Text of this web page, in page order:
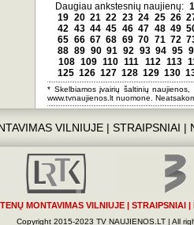
Daugiau ankstesnių naujienų: 1
19 20 21 22 23 24 25 26
42 43 44 45 46 47 48 49
65 66 67 68 69 70 71 72
88 89 90 91 92 93 94 95
108 109 110 111 112 113
125 126 127 128 129 130
* Skelbiamos įvairių šaltinių
www.tvnaujienos.lt nuomone.
VILNIUJE| STRAIPSNIAI |
MONTAVIMAS VILNIUJE | STRAIPSNIAI |
Copyright 2015-2023 TV NAUJIENOS.LT | All